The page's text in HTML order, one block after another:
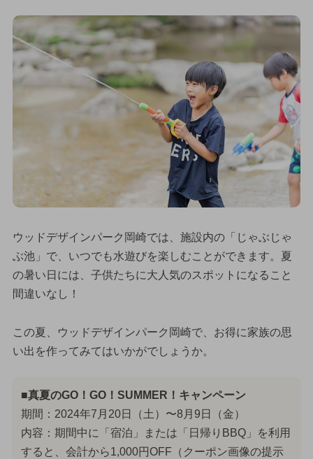
ウッドデザインパーク岡崎では、施設内の「じゃぶじゃ
ぶ池」で、いつでも水遊びを楽しむことができます。夏
の暑い日には、子供たちに大人気のスポットになること
間違いなし！
この夏、ウッドデザインパーク岡崎で、お得に家族の思
い出を作ってみてはいかがでしょうか。
■真夏のGO！GO！SUMMER！キャンペーン
期間：2024年7月20日（土）〜8月9日（金）
内容：期間中に「宿泊」または「日帰りBBQ」を利用
すると、会計から1,000円OFF（クーポン画像の提示